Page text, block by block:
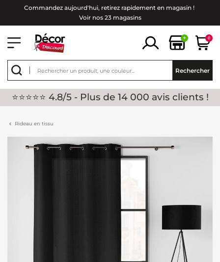
Commandez aujourd'hui, retirez rapidement en magasin !
Voir nos 23 magasins
+ 0
Rechercher
⭐⭐⭐⭐⭐ 4.8/5 - Plus de 14 000 avis clients !
Rideau en tissu